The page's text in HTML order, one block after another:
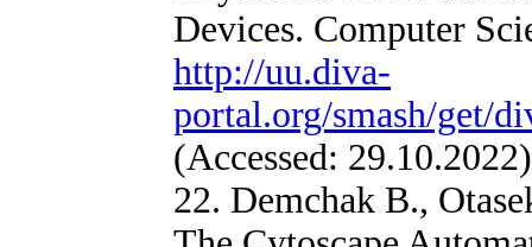
Devices. Computer
http://uu.diva-
portal.org/smash/get/
(Accessed:
22. Demchak B.,